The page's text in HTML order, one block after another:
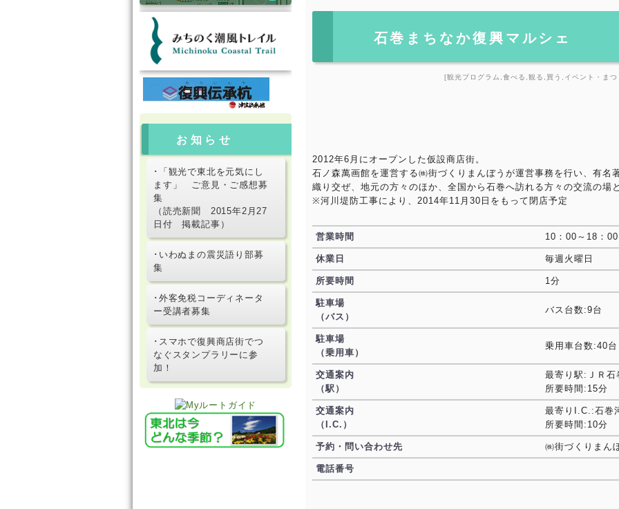
お知らせ
･「観光で東北を元気にし
ます」 ご意見・ご感想募
集
（読売新聞 2015年2月27
日付 掲載記事）
･いわぬまの震災語り部募
集
･外客免税コーディネータ
ー受講者募集
･スマホで復興商店街でつ
なぐスタンプラリーに参
加！
石巻まちなか復興マルシェ
[観光プログラム,食べる,観る,買う,イベント・まつ
2012年6月にオープンした仮設商店街。
石ノ森萬画館を運営する㈱街づくりまんぼうが運営事務を行い、有名
織り交ぜ、地元の方々のほか、全国から石巻へ訪れる方々の交流の場
※河川堤防工事により、2014年11月30日をもって閉店予定
営業時間 10：00～18：00
休業日 毎週火曜日
所要時間 1分
駐車場
（バス）
バス台数:9台
駐車場
（乗用車）
乗用車台数:40台
交通案内
（駅）
最寄り駅:ＪＲ石
所要時間:15分
交通案内
（I.C.）
最寄りI.C.:石巻
所要時間:10分
予約・問い合わせ先 ㈱街づくりまん
電話番号